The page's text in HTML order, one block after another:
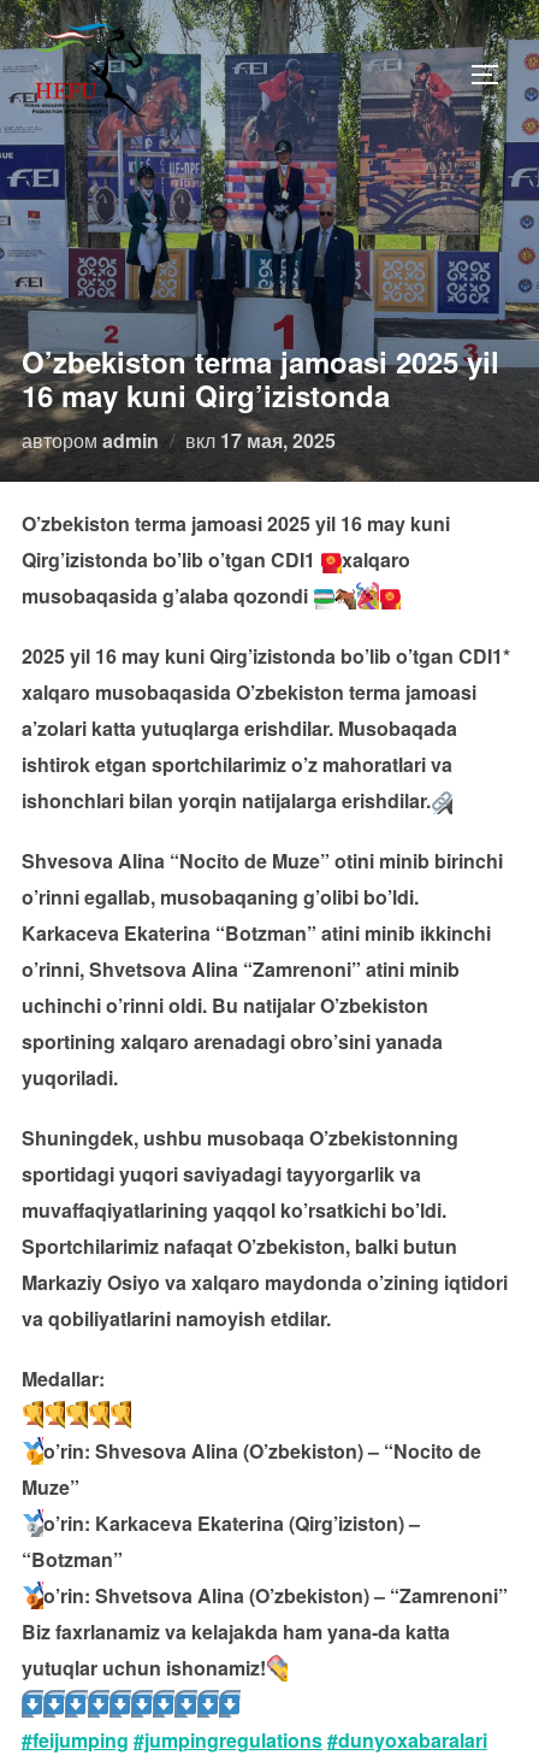
Перейти
к
содержимому
O’zbekiston terma jamoasi 2025 yil
16 may kuni Qirg’izistonda
автором admin вкл Опубликовано
17 мая, 2025
O’zbekiston terma jamoasi 2025 yil 16 may kuni
Qirg’izistonda bo’lib o’tgan CDI1
xalqaro
musobaqasida g’alaba qozondi
2025 yil 16 may kuni Qirg’izistonda bo’lib o’tgan CDI1*
xalqaro musobaqasida O’zbekiston terma jamoasi
a’zolari katta yutuqlarga erishdilar. Musobaqada
ishtirok etgan sportchilarimiz o’z mahoratlari va
ishonchlari bilan yorqin natijalarga erishdilar.
Shvesova Alina “Nocito de Muze” otini minib birinchi
o’rinni egallab, musobaqaning g’olibi bo’ldi.
Karkaceva Ekaterina “Botzman” atini minib ikkinchi
o’rinni, Shvetsova Alina “Zamrenoni” atini minib
uchinchi o’rinni oldi. Bu natijalar O’zbekiston
sportining xalqaro arenadagi obro’sini yanada
yuqoriladi.
Shuningdek, ushbu musobaqa O’zbekistonning
sportidagi yuqori saviyadagi tayyorgarlik va
muvaffaqiyatlarining yaqqol ko’rsatkichi bo’ldi.
Sportchilarimiz nafaqat O’zbekiston, balki butun
Markaziy Osiyo va xalqaro maydonda o’zining iqtidori
va qobiliyatlarini namoyish etdilar.
Medallar:
o’rin: Shvesova Alina (O’zbekiston) – “Nocito de
Muze”
o’rin: Karkaceva Ekaterina (Qirg’iziston) –
“Botzman”
o’rin: Shvetsova Alina (O’zbekiston) – “Zamrenoni”
Biz faxrlanamiz va kelajakda ham yana-da katta
yutuqlar uchun ishonamiz!
#feijumping #jumpingregulations#dunyoxabaralari